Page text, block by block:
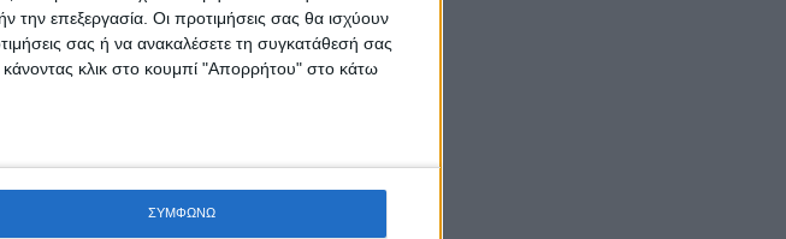
την επεξεργασία. Οι προτιμήσεις σας θα ισχύουν
σας ή να ανακαλέσετε τη συγκατάθεσή σας
κλικ στο κουμπί "Απορρήτου" στο κάτω
ΣΥΜΦΩΝΩ
News!
δείχνει το meteo